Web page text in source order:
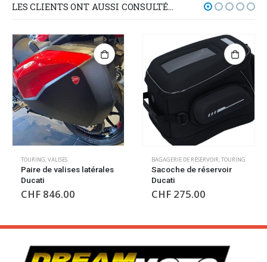
LES CLIENTS ONT AUSSI CONSULTÉ…
TOURING,VALISES
Paire de valises latérales
Ducati
CHF 846.00
BAGAGERIE DE RÉSERVOIR,TOURING
Sacoche de réservoir
Ducati
CHF 275.00